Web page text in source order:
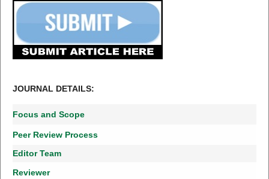
JOURNAL DETAILS:
Focus and Scope
Peer Review Process
Editor Team
Reviewer